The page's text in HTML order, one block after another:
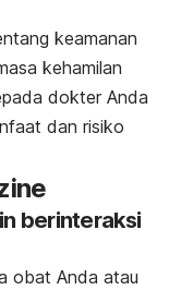
keamanan
kehamilan
dokter Anda
dan risiko
berinteraksi
obat Anda atau